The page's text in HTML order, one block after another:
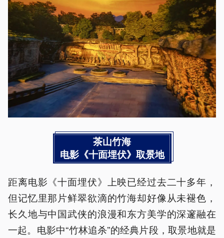
茶山竹海
电影《十面埋伏》取景地
距离电影《十面埋伏》上映已经过去二十多年，
但记忆里那片鲜翠欲滴的竹海却好像从未褪色，
长久地与中国武侠的浪漫和东方美学的深邃融在
一起。电影中“竹林追杀”的经典片段，取景地就是